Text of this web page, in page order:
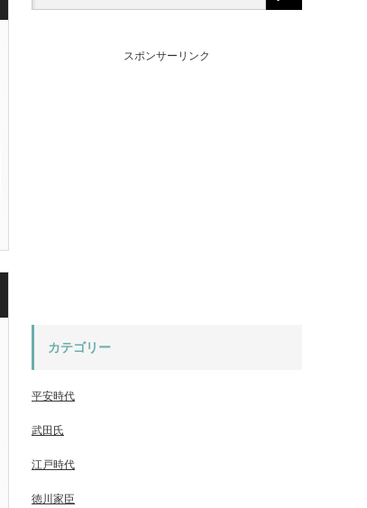
スポンサーリンク
カテゴリー
平安時代
武田氏
江戸時代
徳川家臣